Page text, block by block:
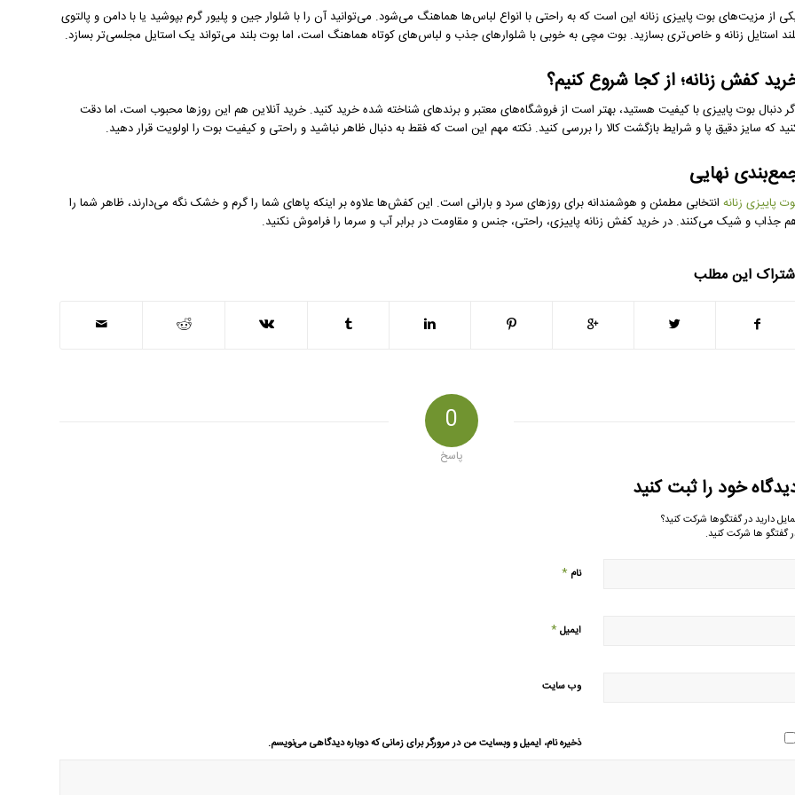
از مزیت‌های بوت پاییزی زنانه این است که به راحتی با انواع لباس‌ها هماهنگ می‌شود. می‌توانید آن را با شلوار جین و پلیور گرم بپوشید یا با دامن و پالتوی
استایل زنانه و خاص‌تری بسازید. بوت مچی به خوبی با شلوارهای جذب و لباس‌های کوتاه هماهنگ است، اما بوت بلند می‌تواند یک استایل مجلسی‌تر بسازد.
کفش زنانه؛ از کجا شروع کنیم؟
دنبال بوت پاییزی با کیفیت هستید، بهتر است از فروشگاه‌های معتبر و برندهای شناخته شده خرید کنید. خرید آنلاین هم این روزها محبوب است، اما دقت
که سایز دقیق پا و شرایط بازگشت کالا را بررسی کنید. نکته مهم این است که فقط به دنبال ظاهر نباشید و راحتی و کیفیت بوت را اولویت قرار دهید.
نهایی
پاییزی زنانهانتخابی مطمئن و هوشمندانه برای روزهای سرد و بارانی است. این کفش‌ها علاوه بر اینکه پاهای شما را گرم و خشک نگه می‌دارند، ظاهر شما را
جذاب و شیک می‌کنند. در خرید کفش زنانه پاییزی، راحتی، جنس و مقاومت در برابر آب و سرما را فراموش نکنید.
این مطلب
0
پاسخ
خود را ثبت کنید
دارید در گفتگوها شرکت کنید؟
گفتگو ها شرکت کنید.
نام *
ایمیل*
وب‌ سایت
ذخیره نام، ایمیل و وبسایت من در مرورگر برای زمانی که دوباره دیدگاهی می‌نویسم.